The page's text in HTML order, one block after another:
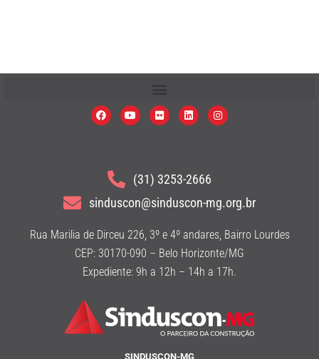
(31) 3253-2666
sinduscon@sinduscon-mg.org.br
Rua Marilia de Dirceu 226, 3º e 4º andares, Bairro Lourdes
CEP: 30170-090 – Belo Horizonte/MG
Expediente: 9h a 12h – 14h a 17h.
SINDUSCON-MG